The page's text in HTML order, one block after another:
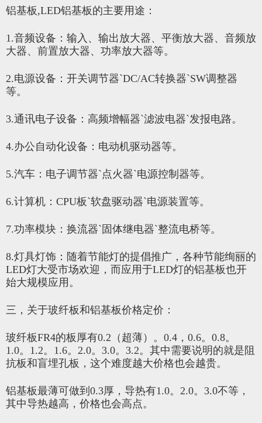
铝基板,LED铝基板的主要用途：
1.音频设备：输入、输出放大器、平衡放大器、音频放
大器、前置放大器、功率放大器等。
2.电源设备：开关调节器`DC/AC转换器`SW调整器
等。
3.通讯电子设备：高频增幅器`滤波电器`发报电路。
4.办公自动化设备：电动机驱动器等。
5.汽车：电子调节器`点火器`电源控制器等。
6.计算机：CPU板`软盘驱动器`电源装置等。
7.功率模块：换流器`固体继电器`整流电桥等。
8.灯具灯饰：随着节能灯的提倡推广，各种节能绚丽的
LED灯大受市场欢迎，而应用于LED灯的铝基板也开
始大规模应用。
三，关于玻纤板和铝基板价格定价：
玻纤板FR4的板厚有0.2（超薄）。0.4，0.6。0.8。
1.0。1.2。1.6。2.0。3.0。3.2。其中需要说明的就是阻
抗板和盲埋孔板，这个难度越大价格也会越贵。
铝基板最薄可做到0.3厚，导热有1.0。2.0。3.0不等，
其中导热越高，价格也会高点。